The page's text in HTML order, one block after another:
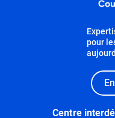
pour
Centre